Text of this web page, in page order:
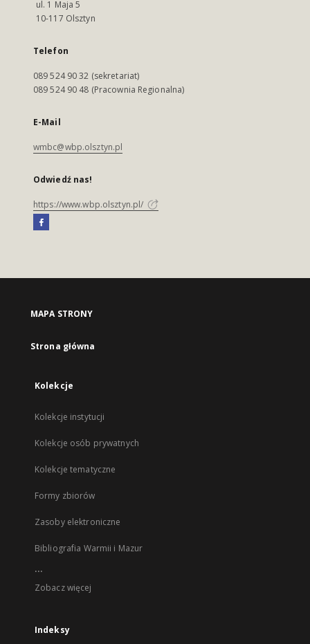
ul. 1 Maja 5
10-117 Olsztyn
Telefon
089 524 90 32 (sekretariat)
089 524 90 48 (Pracownia Regionalna)
E-Mail
wmbc@wbp.olsztyn.pl
Odwiedź nas!
https://www.wbp.olsztyn.pl/
MAPA STRONY
Strona główna
Kolekcje
Kolekcje instytucji
Kolekcje osób prywatnych
Kolekcje tematyczne
Formy zbiorów
Zasoby elektroniczne
Bibliografia Warmii i Mazur
...
Zobacz więcej
Indeksy